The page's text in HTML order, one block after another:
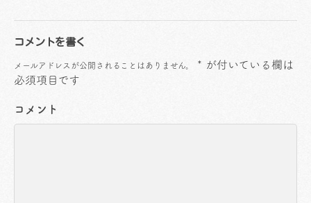
コメントを書く
メールアドレスが公開されることはありません。 * が付いている欄は
必須項目です
コメント